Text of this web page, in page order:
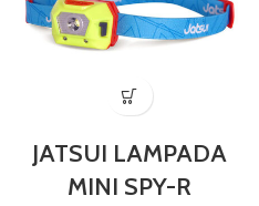
JATSUI LAMPADA
MINI SPY-R